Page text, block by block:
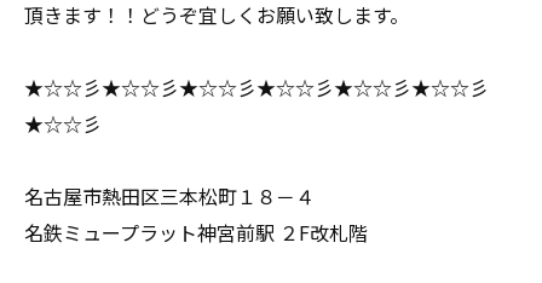
頂きます！！どうぞ宜しくお願い致します。
★☆☆彡★☆☆彡★☆☆彡★☆☆彡★☆☆彡★☆☆彡
★☆☆彡
名古屋市熱田区三本松町１８－４
名鉄ミュープラット神宮前駅 ２F改札階